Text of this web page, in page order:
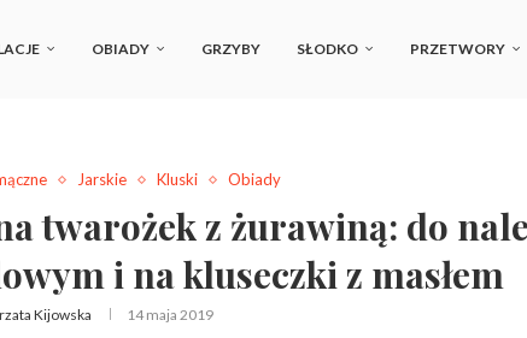
OBIADY GRZYBY SŁODKO PRZETWORY
Jarskie Kluski Obiady
twarożek z żurawiną: do
i na kluseczki z masłem
Kijowska 14 maja 2019